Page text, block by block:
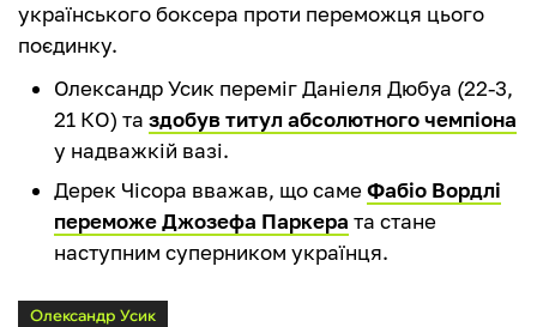
українського боксера проти переможця цього
поєдинку.
Олександр Усик переміг Даніеля Дюбуа (22-3,
21 КО) та здобув титул абсолютного чемпіона
у надважкій вазі.
Дерек Чісора вважав, що саме Фабіо Вордлі
переможе Джозефа Паркера та стане
наступним суперником українця.
Олександр Усик